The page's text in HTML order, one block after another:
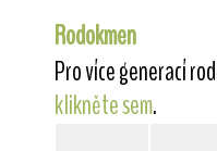
Rodokmen
Pro více generací
klikněte sem.